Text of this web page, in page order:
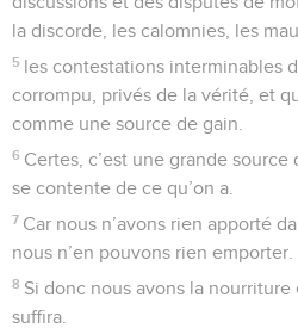
la discorde, les calomnies, les
5 les contestations interminables
corrompu, privés de la vérité, et
comme une source de gain.
6 Certes, c’est une grande source
se contente de ce qu’on a.
7 Car nous n’avons rien apporté
nous n’en pouvons rien emporter.
8 Si donc nous avons la
suffira.